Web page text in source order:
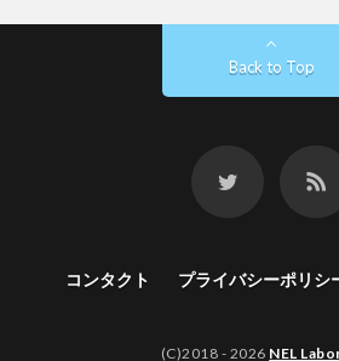
Back to Top
コンタクト プライバシーポリシ
(C)2018 - 2026 NEL